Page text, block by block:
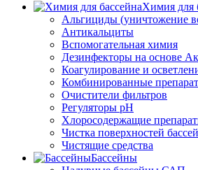
Химия для
Альгициды (уничтожение
Антикальциты
Вспомогательная химия
Дезинфекторы на основе
Коагулирование и
Комбинированные
Очистители фильтров
Регуляторы pH
Хлоросодержащие
Чистка поверхностей
Чистящие средства
Бассейны